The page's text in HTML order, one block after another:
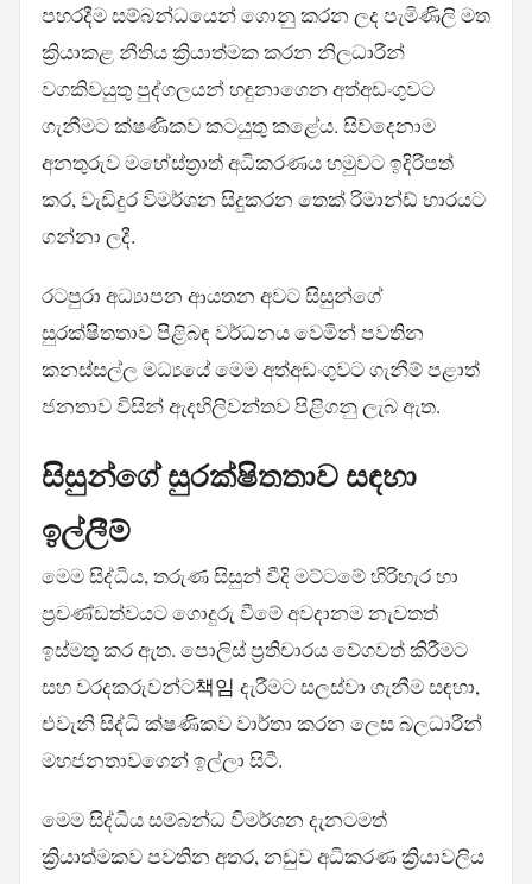
පහරදීම සම්බන්ධයෙන් ගොනු කරන ලද පැමිණිලි මත
ක්‍රියාකළ නීතිය ක්‍රියාත්මක කරන නිලධාරීන්
වගකිවයුතු පුද්ගලයන් හඳුනාගෙන අත්අඩංගුවට
ගැනීමට ක්ෂණිකව කටයුතු කළේය. සිව්දෙනාම
අනතුරුව මහේස්ත්‍රාත් අධිකරණය හමුවට ඉදිරිපත්
කර, වැඩිදුර විමර්ශන සිදුකරන තෙක් රිමාන්ඩ් භාරයට
ගන්නා ලදී.
රටපුරා අධ්‍යාපන ආයතන අවට සිසුන්ගේ
සුරක්ෂිතතාව පිළිබඳ වර්ධනය වෙමින් පවතින
කනස්සල්ල මධ්‍යයේ මෙම අත්අඩංගුවට ගැනීම් පළාත්
ජනතාව විසින් ඇදහිලිවන්තව පිළිගනු ලැබ ඇත.
සිසුන්ගේ සුරක්ෂිතතාව සඳහා
ඉල්ලීම්
මෙම සිද්ධිය, තරුණ සිසුන් වීදි මට්ටමේ හිරිහැර හා
ප්‍රචණ්ඩත්වයට ගොදුරු වීමේ අවදානම නැවතත්
ඉස්මතු කර ඇත. පොලිස් ප්‍රතිචාරය වේගවත් කිරීමට
සහ වරදකරුවන්ට책임 දැරීමට සලස්වා ගැනීම සඳහා,
එවැනි සිද්ධි ක්ෂණිකව වාර්තා කරන ලෙස බලධාරීන්
මහජනතාවගෙන් ඉල්ලා සිටී.
මෙම සිද්ධිය සම්බන්ධ විමර්ශන දැනටමත්
ක්‍රියාත්මකව පවතින අතර, නඩුව අධිකරණ ක්‍රියාවලිය